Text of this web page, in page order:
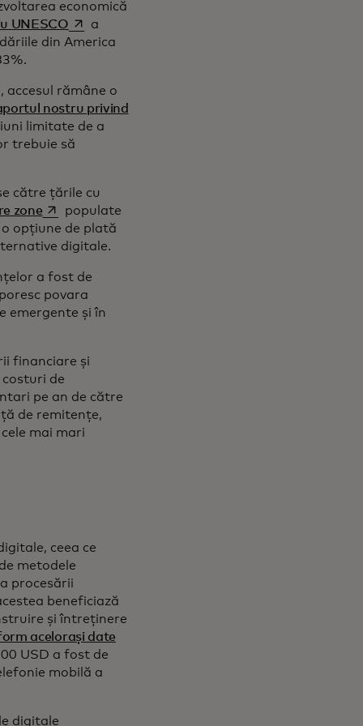
economică
UNESCOopens in a new tab
a
din America
accesul rămâne o
nostru privind
limitate de a
trebuie să
către țările cu
zoneopens in a new tab
populate
opțiune de plată
digitale.
a fost de
povara
emergente și în
financiare și
de
pe an de către
de remitențe,
mai mari
ceea ce
metodele
procesării
beneficiază
și întreținere
acelorași date
USD a fost de
mobilă a
digitale